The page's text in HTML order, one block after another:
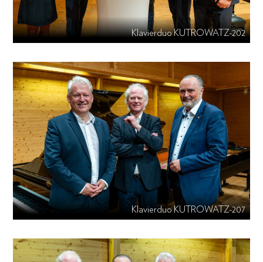
Klavierduo KUTROWATZ-202
Klavierduo KUTROWATZ-207